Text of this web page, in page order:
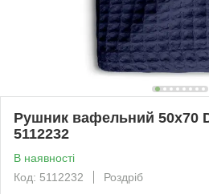
Рушник вафельний 50x70
5112232
В наявності
Код: 5112232
Роздріб